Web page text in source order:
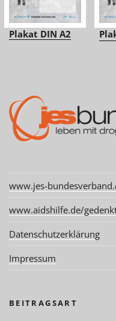
Plakat DIN A2
www.jes-
www.aidshilfe.de/
Datenschutzerklärung
Impressum
BEITRAGSART